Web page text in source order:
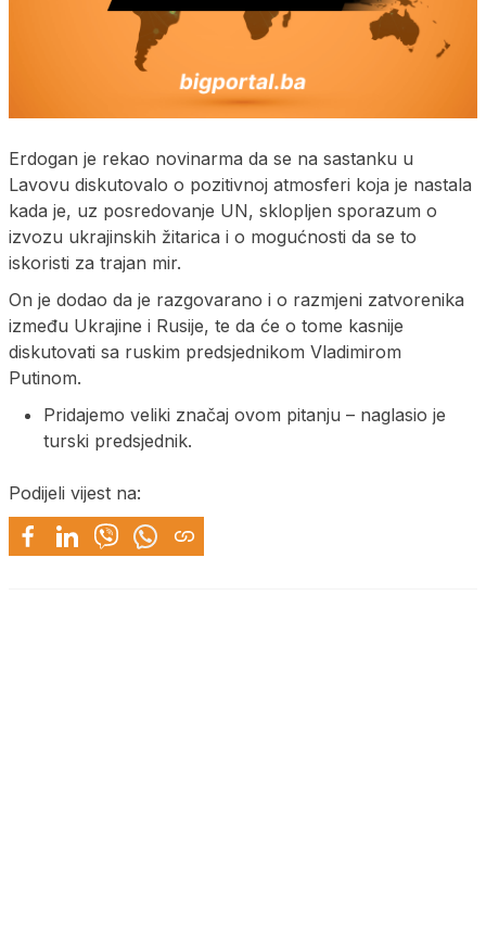
Erdogan je rekao novinarma da se na sastanku u
Lavovu diskutovalo o pozitivnoj atmosferi koja je nastala
kada je, uz posredovanje UN, sklopljen sporazum o
izvozu ukrajinskih žitarica i o mogućnosti da se to
iskoristi za trajan mir.
On je dodao da je razgovarano i o razmjeni zatvorenika
između Ukrajine i Rusije, te da će o tome kasnije
diskutovati sa ruskim predsjednikom Vladimirom
Putinom.
Pridajemo veliki značaj ovom pitanju – naglasio je
turski predsjednik.
Podijeli vijest na: